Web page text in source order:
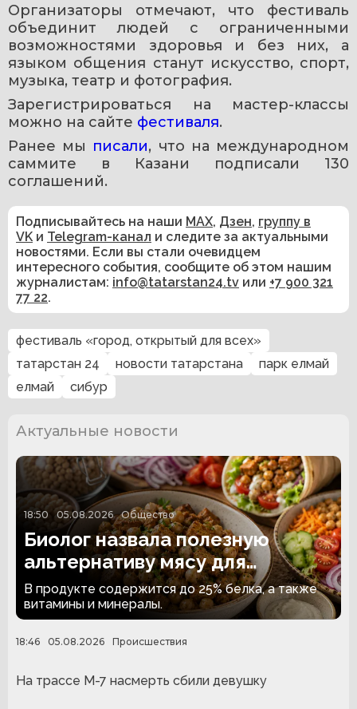
Организаторы отмечают, что фестиваль
объединит людей с ограниченными
возможностями здоровья и без них, а
языком общения станут искусство, спорт,
музыка, театр и фотография.
Зарегистрироваться на мастер-классы
можно на сайте фестиваля.
Ранее мы писали, что на международном
саммите в Казани подписали 130
соглашений.
Подписывайтесь на наши MAX, Дзен, группу в
VK и Telegram-канал и следите за актуальными
новостями. Если вы стали очевидцем
интересного события, сообщите об этом нашим
журналистам: info@tatarstan24.tv или +7 900 321
77 22.
фестиваль «город, открытый для всех»
татарстан 24
новости татарстана
парк елмай
елмай
сибур
Актуальные новости
18:50 05.08.2026 Общество
Биолог назвала полезную
альтернативу мясу для
вегетарианцев
В продукте содержится до 25% белка, а также
витамины и минералы.
18:46 05.08.2026 Происшествия
На трассе М-7 насмерть сбили девушку